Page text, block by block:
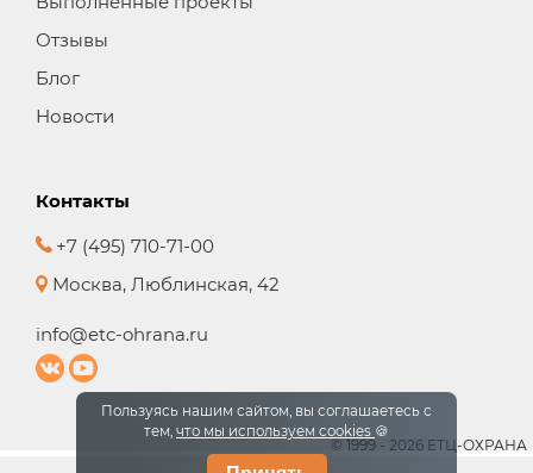
Отзывы
Блог
Новости
Контакты
+7 (495) 710-71-00
Москва, Люблинская, 42
info@etc-ohrana.ru
© 1999 - 2026 ЕТЦ-ОХРАНА
Пользуясь нашим сайтом, вы соглашаетесь с
тем, что мы используем cookies 🍪